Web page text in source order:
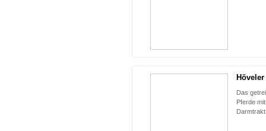
Das
Pferde
Darmtrakt